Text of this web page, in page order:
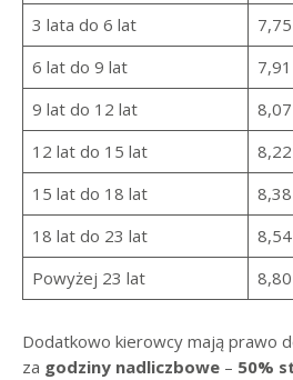
3 lata do 6 lat
7,75
6 lat do 9 lat
7,91
9 lat do 12 lat
8,07
12 lat do 15 lat
8,22
15 lat do 18 lat
8,38
18 lat do 23 lat
8,54
Powyżej 23 lat
8,80
Dodatkowo kierowcy mają prawo
za godziny nadliczbowe – 50%